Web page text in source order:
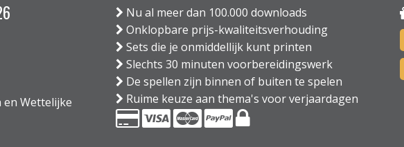
en Wettelijke
Nu al meer dan 100.000 downloads
Onklopbare prijs-kwaliteitsverhouding
Sets die je onmiddellijk kunt printen
Slechts 30 minuten voorbereidingswerk
De spellen zijn binnen of buiten te spelen
Ruime keuze aan thema's voor verjaardagen